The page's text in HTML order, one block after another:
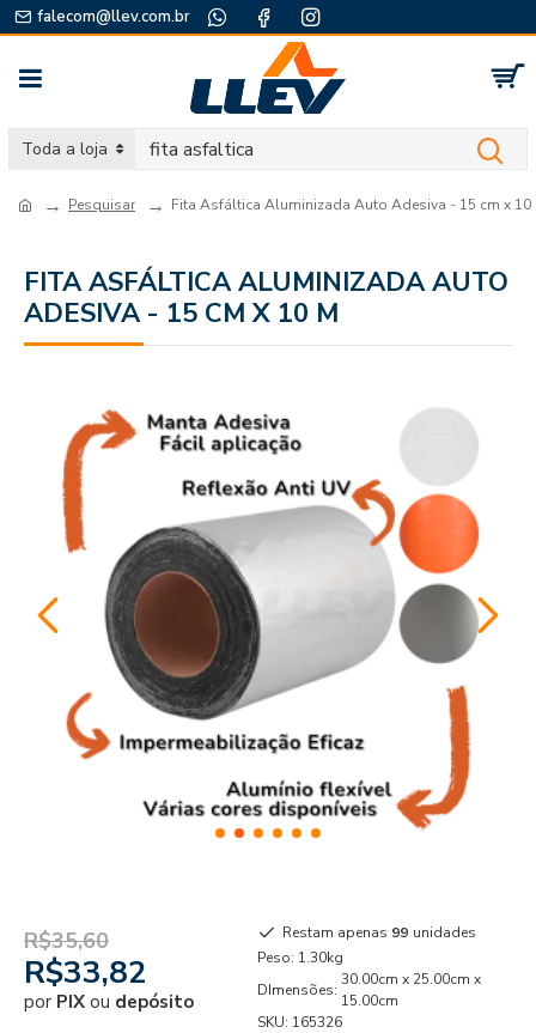
falecom@llev.com.br
Toda a loja
Pesquisar Fita Asfáltica Aluminizada Auto Adesiva - 15 cm x 10
FITA ASFÁLTICA ALUMINIZADA AUTO
ADESIVA - 15 CM X 10 M
R$33,82
R$35,60
por PIX ou depósito
Restam apenas 99 unidades
Peso: 1.30kg
DImensões:
30.00cm x 25.00cm x
15.00cm
SKU: 165326